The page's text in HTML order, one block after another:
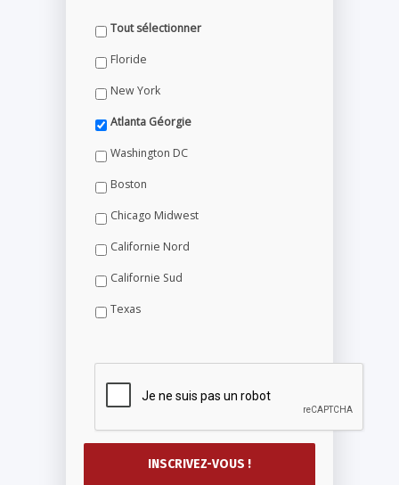
Tout sélectionner
Floride
New York
Atlanta Géorgie
Washington DC
Boston
Chicago Midwest
Californie Nord
Californie Sud
Texas